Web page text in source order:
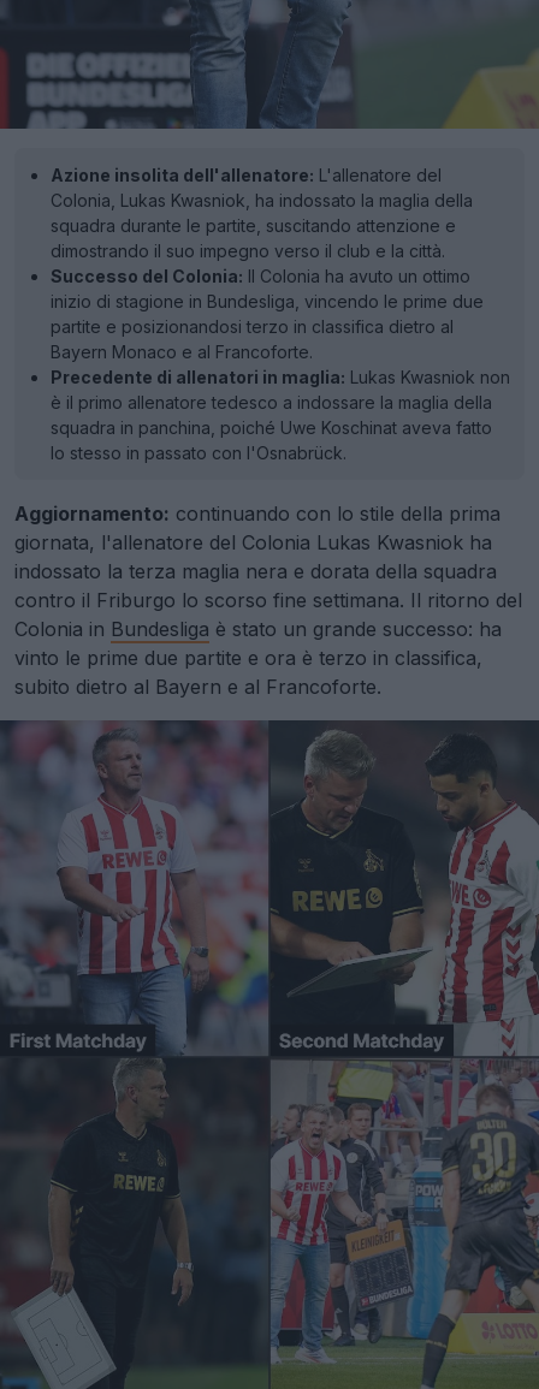
Azione insolita dell'allenatore: L'allenatore del
Colonia, Lukas Kwasniok, ha indossato la maglia della
squadra durante le partite, suscitando attenzione e
dimostrando il suo impegno verso il club e la città.
Successo del Colonia: Il Colonia ha avuto un ottimo
inizio di stagione in Bundesliga, vincendo le prime due
partite e posizionandosi terzo in classifica dietro al
Bayern Monaco e al Francoforte.
Precedente di allenatori in maglia: Lukas Kwasniok non
è il primo allenatore tedesco a indossare la maglia della
squadra in panchina, poiché Uwe Koschinat aveva fatto
lo stesso in passato con l'Osnabrück.
Aggiornamento: continuando con lo stile della prima
giornata, l'allenatore del Colonia Lukas Kwasniok ha
indossato la terza maglia nera e dorata della squadra
contro il Friburgo lo scorso fine settimana. Il ritorno del
Colonia in Bundesliga è stato un grande successo: ha
vinto le prime due partite e ora è terzo in classifica,
subito dietro al Bayern e al Francoforte.